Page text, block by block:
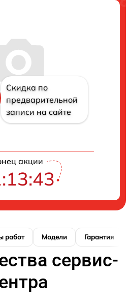
Скидка по
предварительной
записи на сайте
акции
работ Модели Гарантия
сервис-